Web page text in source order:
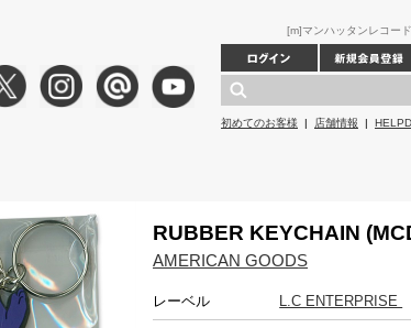
[m]マンハッタンレコー
初めてのお客様 | 店舗情報 |
RUBBER KEYCHAIN
AMERICAN GOODS
レーベル L.C ENTERPRISE